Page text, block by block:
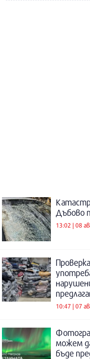
Дъбово
13:02 | 08
10:47 | 07
можем
бъде